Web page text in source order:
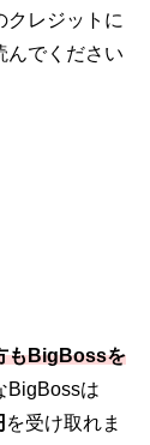
クレジットに
んでください
もBigBossを
BigBossは
を受け取れま